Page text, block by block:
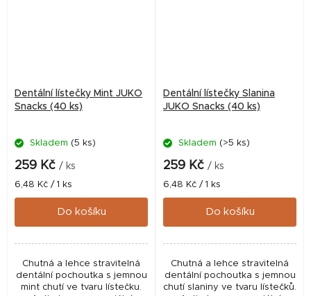
Dentální lístečky Mint JUKO
Snacks (40 ks)
Skladem (5 ks)
259 Kč / ks
Měrná
cena:
6,48 Kč / 1 ks
Do košíku
Chutná a lehce stravitelná
dentální pochoutka s jemnou
mint chutí ve tvaru lístečku.
Dentální lístečky Slanina
JUKO Snacks (40 ks)
Skladem (>5 ks)
259 Kč / ks
Měrná
cena:
6,48 Kč / 1 ks
Do košíku
Chutná a lehce stravitelná
dentální pochoutka s jemnou
chutí slaniny ve tvaru lístečků.